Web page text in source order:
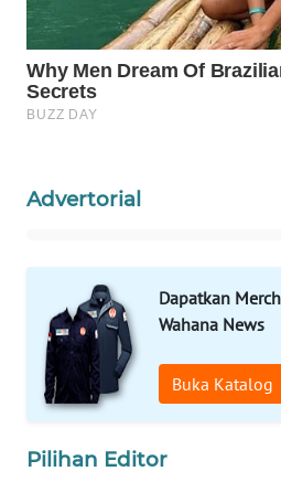
Advertorial
Dapatkan
Wahana News
Buka Katalog
Pilihan Editor
WAHANANEWS
NET
WAHANA
SPORT
UMKM
SELEB
WAHANA
PERSONA
WAHANA
OTOMOTIF